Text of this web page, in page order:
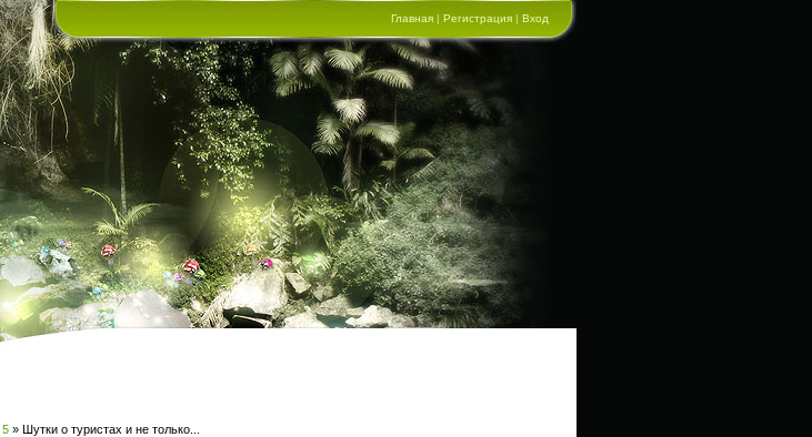
Главная | Регистрация | Вход
5 » Шутки о туристах и не только...